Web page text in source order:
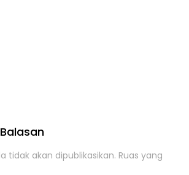
tidak akan dipublikasikan. Ruas yang